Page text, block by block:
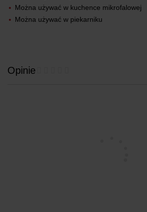
Można używać w kuchence mikrofalowej
Można używać w piekarniku
Opinie